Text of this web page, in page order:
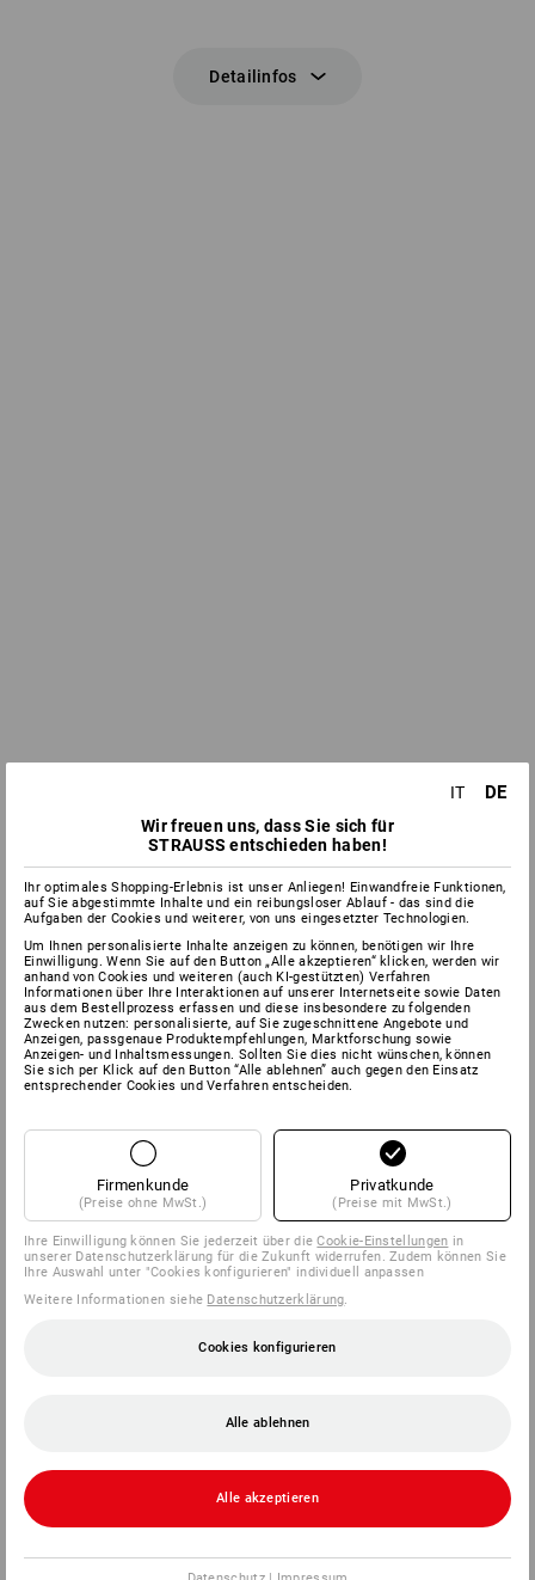
Detailinfos
IT DE
Wir freuen uns, dass Sie sich für
STRAUSS entschieden haben!
Ihr optimales Shopping-Erlebnis ist unser Anliegen! Einwandfreie Funktionen,
auf Sie abgestimmte Inhalte und ein reibungsloser Ablauf - das sind die
Aufgaben der Cookies und weiterer, von uns eingesetzter Technologien.
Um Ihnen personalisierte Inhalte anzeigen zu können, benötigen wir Ihre
Einwilligung. Wenn Sie auf den Button „Alle akzeptieren“ klicken, werden wir
anhand von Cookies und weiteren (auch KI-gestützten) Verfahren
Informationen über Ihre Interaktionen auf unserer Internetseite sowie Daten
aus dem Bestellprozess erfassen und diese insbesondere zu folgenden
Zwecken nutzen: personalisierte, auf Sie zugeschnittene Angebote und
Anzeigen, passgenaue Produktempfehlungen, Marktforschung sowie
Anzeigen- und Inhaltsmessungen. Sollten Sie dies nicht wünschen, können
Sie sich per Klick auf den Button “Alle ablehnen” auch gegen den Einsatz
entsprechender Cookies und Verfahren entscheiden.
Firmenkunde
(Preise ohne MwSt.)
Privatkunde
(Preise mit MwSt.)
Ihre Einwilligung können Sie jederzeit über dieCookie-Einstellungen in
unserer Datenschutzerklärung für die Zukunft widerrufen. Zudem können Sie
Ihre Auswahl unter "Cookies konfigurieren" individuell anpassen
Weitere Informationen siehe Datenschutzerklärung
Cookies konfigurieren
Alle ablehnen
Alle akzeptieren